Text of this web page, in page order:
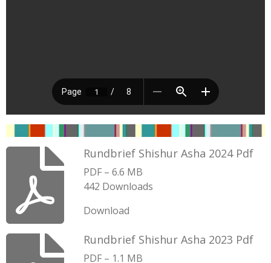
Rundbrief Shishur Asha 2024 Pdf
PDF – 6.6 MB
442 Downloads
Download
Rundbrief Shishur Asha 2023 Pdf
PDF – 1.1 MB